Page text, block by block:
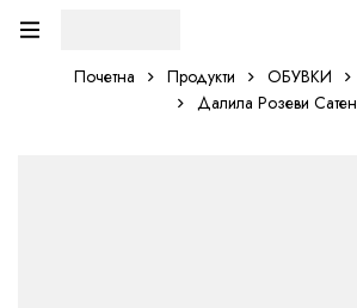
Почетна Продукти ОБУВКИ
Далила Розеви Сатен